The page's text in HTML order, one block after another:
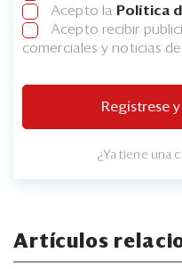
Acepto la Política
Acepto recibir
comerciales y noticias
Regístrese
¿Ya tiene una
Artículos